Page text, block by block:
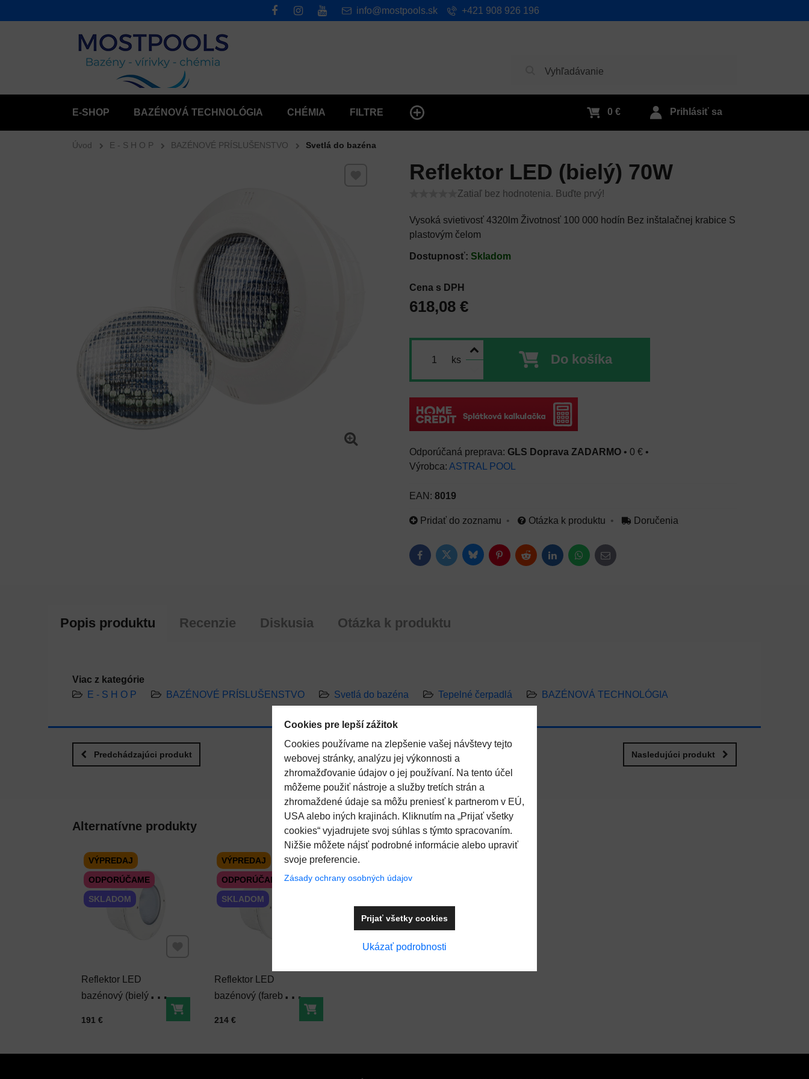
E-SHOP BAZÉNOVÁ TECHNOLÓGIA CHÉMIA FILTRE Prihlásiť sa
0 €
info@mostpools.sk +421 908 926 196
Úvod E - S H O P BAZÉNOVÉ PRÍSLUŠENSTVO Svetlá do bazéna
Reflektor LED (bielý) 70W
Vysoká svietivosť 4320lm Životnosť 100 000 hodín Bez inštalačnej krabice S
plastovým čelom
Zatiaľ bez hodnotenia. Buďte prvý!
Pridať k Obľúbeným
Dostupnosť: Skladom
Cena s DPH
618,08 €
ks Do košíka
GLS Doprava ZADARMO• 0 € •
Výrobca: ASTRAL POOL
EAN: 8019
Pridať do zoznamu Otázka k produktu Doručenia
FacebookTwitterBlueskyPinterestRedditLinkedInWhatsApp
E-mail
Popis produktu Recenzie Diskusia Otázka k produktu
Viac z kategórie
E - S H O P
BAZÉNOVÉ PRÍSLUŠENSTVO Svetlá do bazéna Tepelné čerpadlá BAZÉNOVÁ TECHNOLÓGIA
Predchádzajúci produkt Nasledujúci produkt
Alternatívne produkty
Reflektor LED
bazénový (bielý)
Cena s DPH
191 € Do košíka
VÝPREDAJ
ODPORÚČAME
SKLADOM
Reflektor LED
bazénový (farebný)
Cena s DPH
214 € Do košíka
VÝPREDAJ
ODPORÚČAME
SKLADOM
Pridať k Obľúbeným
Cookies pre lepší zážitok
Cookies používame na zlepšenie vašej návštevy tejto
webovej stránky, analýzu jej výkonnosti a
zhromažďovanie údajov o jej používaní. Na tento účel
môžeme použiť nástroje a služby tretích strán a
zhromaždené údaje sa môžu preniesť k partnerom v EÚ,
USA alebo iných krajinách. Kliknutím na „Prijať všetky
cookies“ vyjadrujete svoj súhlas s týmto spracovaním.
Nižšie môžete nájsť podrobné informácie alebo upraviť
svoje preferencie.
Zásady ochrany osobných údajov
Ukázať podrobnosti
Prijať všetky cookies